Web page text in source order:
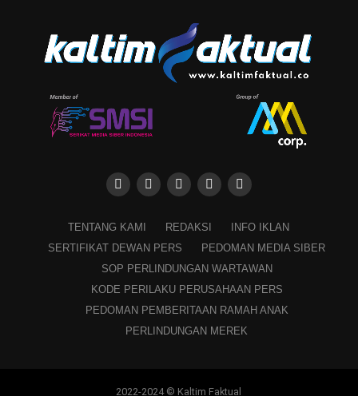
TENTANG KAMI REDAKSI
INFO IKLAN
SERTIFIKAT DEWAN PERS
PEDOMAN MEDIA SIBER
SOP PERLINDUNGAN WARTAWAN
KODE PERILAKU PERUSAHAAN PERS
PEDOMAN PEMBERITAAN RAMAH ANAK
PERLINDUNGAN MEREK
2022-2024 © Kaltim Faktual